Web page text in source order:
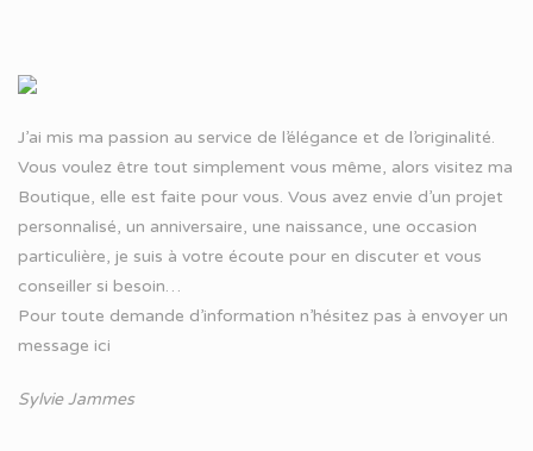
J’ai mis ma passion au service de l’élégance et de l’originalité.
Vous voulez être tout simplement vous même, alors visitez ma
Boutique, elle est faite pour vous. Vous avez envie d’un projet
personnalisé, un anniversaire, une naissance, une occasion
particulière, je suis à votre écoute pour en discuter et vous
conseiller si besoin…
Pour toute demande d’information n’hésitez pas à envoyer un
message ici
Sylvie Jammes